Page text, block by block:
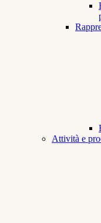
Attività e